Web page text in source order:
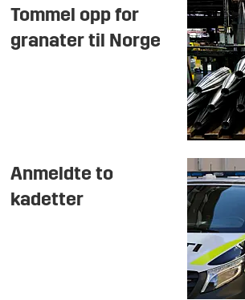
Tommel opp for
granater til Norge
Anmeldte to
kadetter